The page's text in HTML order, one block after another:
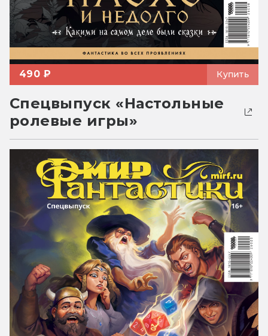
490 ₽ Купить
Спецвыпуск «Настольные
ролевые игры»